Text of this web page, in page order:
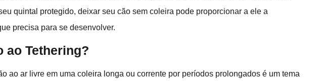
quintal protegido, deixar seu cão sem coleira pode proporcionar a ele a
precisa para se desenvolver.
ao Tethering?
ao ar livre em uma coleira longa ou corrente por períodos prolongados é um tema